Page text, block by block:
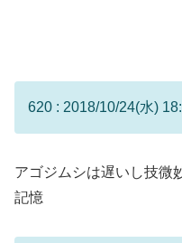
620 : 2018/10/24(水)
アゴジムシは遅いし技微
記憶